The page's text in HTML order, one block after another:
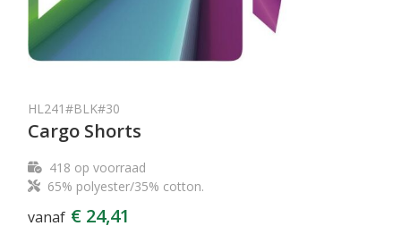
HL241#BLK#30
Cargo Shorts
418 op voorraad
65% polyester/35% cotton.
vanaf € 24,41